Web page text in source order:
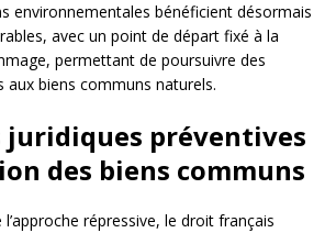
environnementales bénéficient désormais
avec un point de départ fixé à la
permettant de poursuivre des
aux biens communs naturels.
juridiques préventives
des biens communs
répressive, le droit français